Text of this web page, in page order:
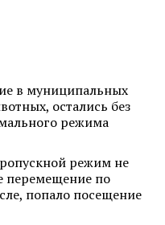
в муниципальных
остались без
режима
режим не
перемещение по
попало посещение